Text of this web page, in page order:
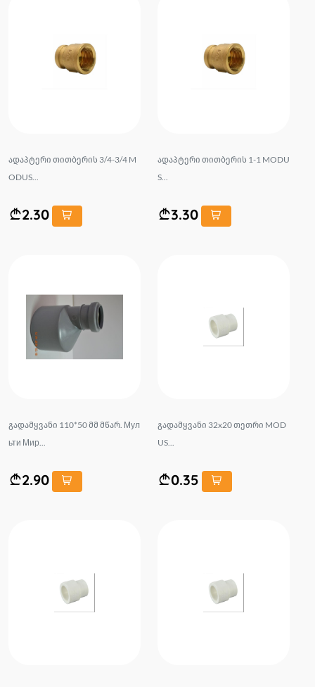
ადაპტერი თითბერის 3/4-3/4 M
ODUS...
2.30
ადაპტერი თითბერის 1-1 MODU
S...
3.30
გადამყვანი 110*50 მმ მწარ. Мул
ьти Мир...
2.90
გადამყვანი 32x20 თეთრი MOD
US...
0.35